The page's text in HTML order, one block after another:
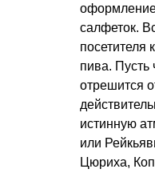
салфеток.
посетителя
пива. Пусть
отрешится
истинную
или
Цюриха,